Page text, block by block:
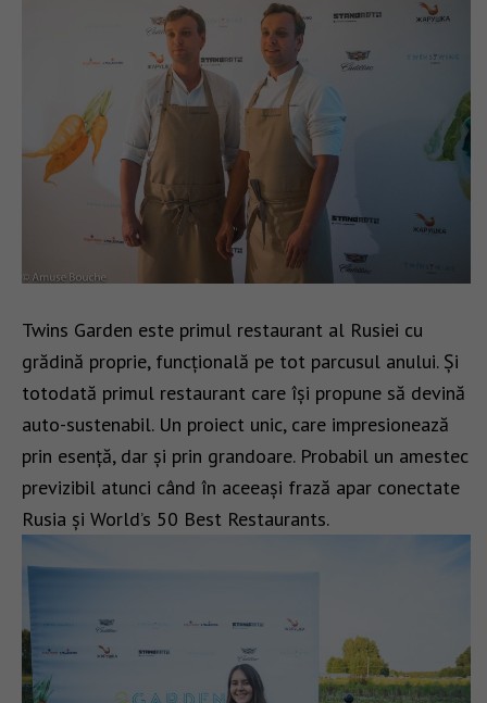
Twins Garden este primul restaurant al Rusiei cu
grădină proprie, funcțională pe tot parcusul anului. Și
totodată primul restaurant care își propune să devină
auto-sustenabil. Un proiect unic, care impresionează
prin esență, dar și prin grandoare. Probabil un amestec
previzibil atunci când în aceeași frază apar conectate
Rusia și World’s 50 Best Restaurants.